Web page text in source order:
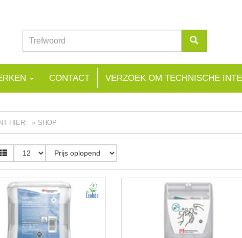
CONTACT VERZOEK OM TECHNISCHE
HIER: SHOP